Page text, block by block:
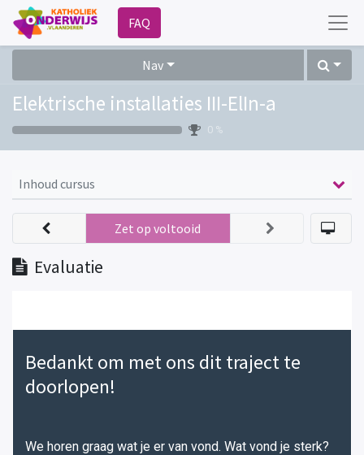
FAQ
Nav
Elektrische installaties III-ElIn-a
0 %
Inhoud cursus
Evaluatie
Zet op voltooid
Bedankt om met ons dit traject te
doorlopen!
We horen graag wat je er van vond. Wat vond je sterk?